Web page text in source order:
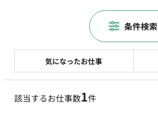
該当するお仕事数1件
気になったお仕事
条件検索